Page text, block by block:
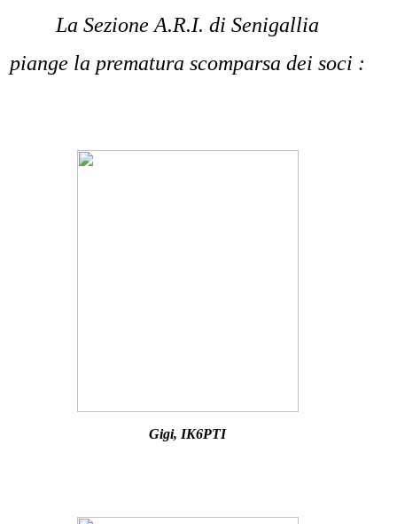
La Sezione A.R.I. di Senigallia
piange la prematura scomparsa dei soci :
Gigi, IK6PTI